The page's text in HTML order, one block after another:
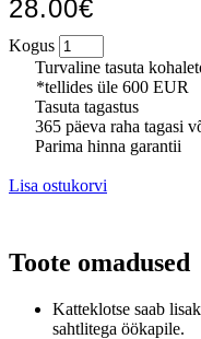
28.00€
Kogus
Turvaline tasuta
*tellides üle 600 EUR
Tasuta tagastus
365 päeva raha tagasi
Parima hinna garantii
Lisa ostukorvi
Toote omadused
Katteklotse saab
sahtlitega öökapile.